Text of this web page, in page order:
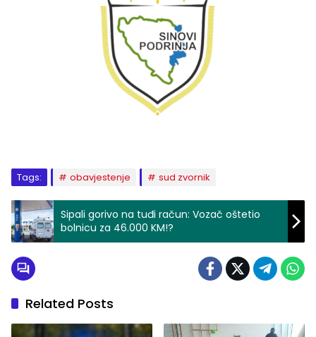
Tags: obavjestenje sud zvornik
Sipali gorivo na tuđi račun: Vozač oštetio
bolnicu za 46.000 KM!?
Related Posts